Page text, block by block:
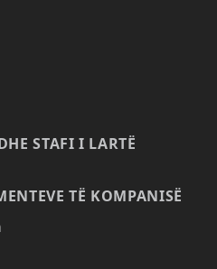
STAFI I LARTË
TË KOMPANISË